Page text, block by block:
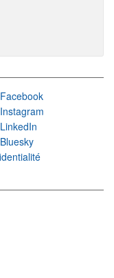
Facebook
Instagram
LinkedIn
Bluesky